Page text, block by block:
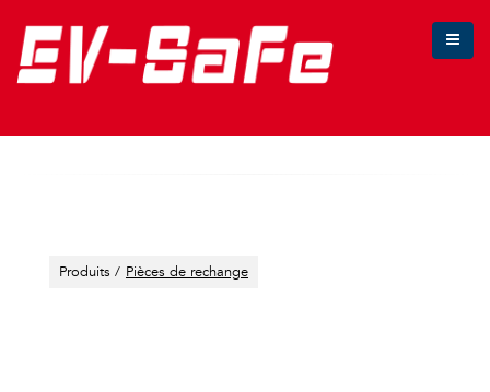
Produits / Pièces de rechange